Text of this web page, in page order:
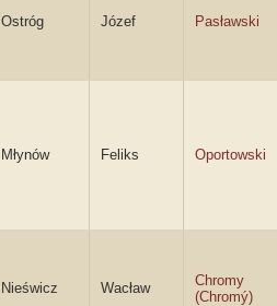
Ostróg Józef Pasławski
Młynów Feliks Oportowski
Nieświcz Wacław
Chromy
(Chromý)